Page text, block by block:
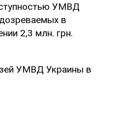
УМВД
в
2,3 млн. грн.
УМВД Украины в